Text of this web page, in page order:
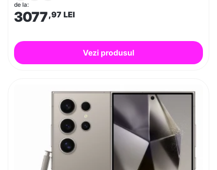
de la:
3077,97 LEI
Vezi produsul